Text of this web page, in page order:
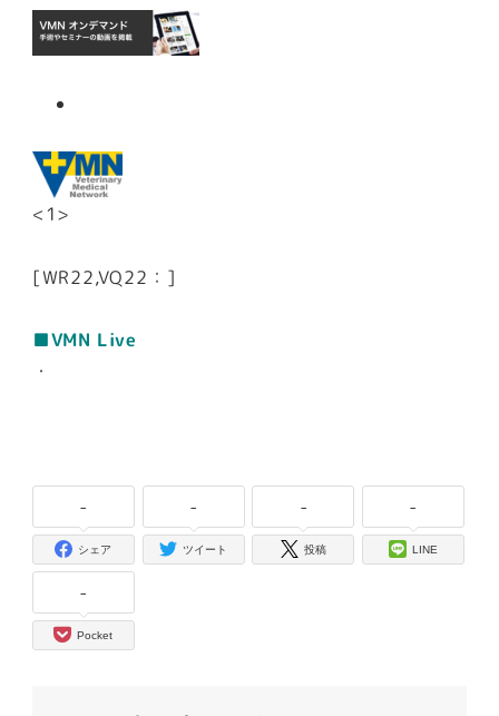
<1>
[WR22,VQ22：]
■VMN Live
・
-
シェア
-
ツイート
-
投稿
-
LINE
-
Pocket